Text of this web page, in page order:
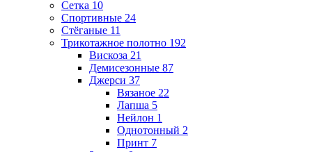
Сетка 10
Спортивные 24
Стёганые 11
Трикотажное полотно 192
Вискоза 21
Демисезонные 87
Джерси 37
Вязаное 22
Лапша 5
Нейлон 1
Однотонный 2
Принт 7